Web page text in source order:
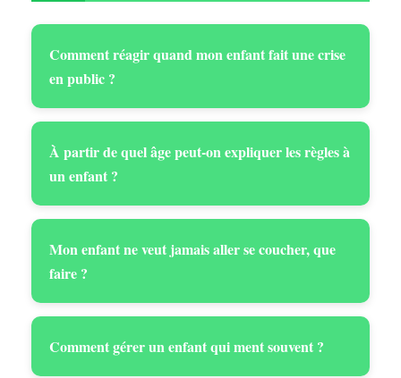
Comment réagir quand mon enfant fait une crise
en public ?
À partir de quel âge peut-on expliquer les règles à
un enfant ?
Mon enfant ne veut jamais aller se coucher, que
faire ?
Comment gérer un enfant qui ment souvent ?